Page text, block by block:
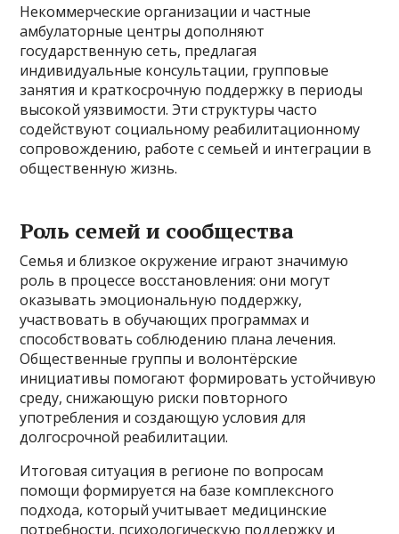
Некоммерческие организации и частные
амбулаторные центры дополняют
государственную сеть, предлагая
индивидуальные консультации, групповые
занятия и краткосрочную поддержку в периоды
высокой уязвимости. Эти структуры часто
содействуют социальному реабилитационному
сопровождению, работе с семьей и интеграции в
общественную жизнь.
Роль семей и сообщества
Семья и близкое окружение играют значимую
роль в процессе восстановления: они могут
оказывать эмоциональную поддержку,
участвовать в обучающих программах и
способствовать соблюдению плана лечения.
Общественные группы и волонтёрские
инициативы помогают формировать устойчивую
среду, снижающую риски повторного
употребления и создающую условия для
долгосрочной реабилитации.
Итоговая ситуация в регионе по вопросам
помощи формируется на базе комплексного
подхода, который учитывает медицинские
потребности, психологическую поддержку и